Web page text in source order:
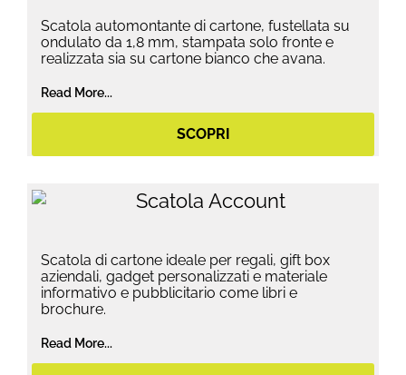
Scatola automontante di cartone, fustellata su
ondulato da 1,8 mm, stampata solo fronte e
realizzata sia su cartone bianco che avana.
Read More...
SCOPRI
Scatola di cartone ideale per regali, gift box
aziendali, gadget personalizzati e materiale
informativo e pubblicitario come libri e
brochure.
Read More...